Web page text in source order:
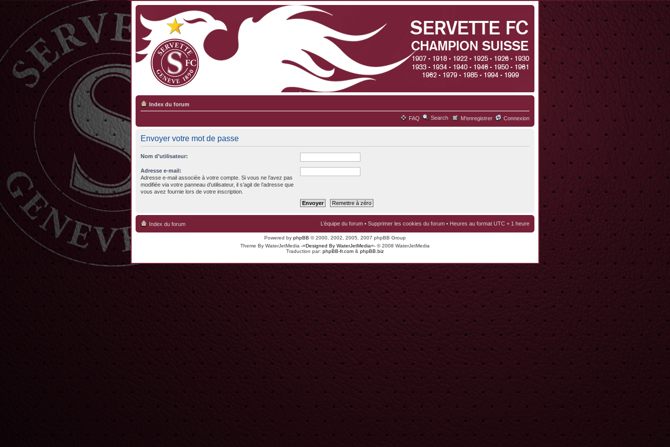
Index du forum
FAQ Search M’enregistrer Connexion
Envoyer votre mot de passe
Nom d’utilisateur:
Adresse e-mail:
Adresse e-mail associée à votre compte. Si vous ne l’avez pas
modifiée via votre panneau d’utilisateur, il s’agit de l’adresse que
vous avez fournie lors de votre inscription.
Index du forum L’équipe du forum • Supprimer les cookies du forum • Heures au format UTC + 1 heure
Powered by phpBB © 2000, 2002, 2005, 2007 phpBB Group
Theme By WaterJetMedia -=Designed By WaterJetMedia=- © 2008 WaterJetMedia
Traduction par: phpBB-fr.com & phpBB.biz